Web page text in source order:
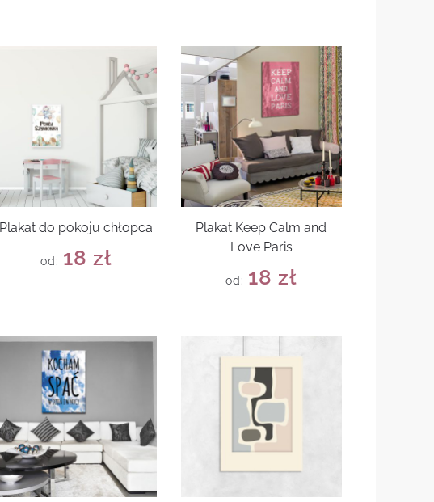
Plakat do pokoju chłopca
od: 18zł
Plakat Keep Calm and
Love Paris
od: 18zł